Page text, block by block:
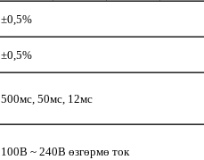
±0,5%
±0,5%
500мс, 50мс, 12мс
100В ~ 240В өзгөрмө ток